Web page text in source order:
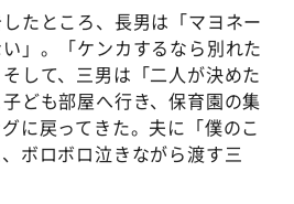
たところ、長男は「マヨネー
」。「ケンカするなら別れた
して、三男は「二人が決めた
ども部屋へ行き、保育園の集
に戻ってきた。夫に「僕のこ
ボロボロ泣きながら渡す三